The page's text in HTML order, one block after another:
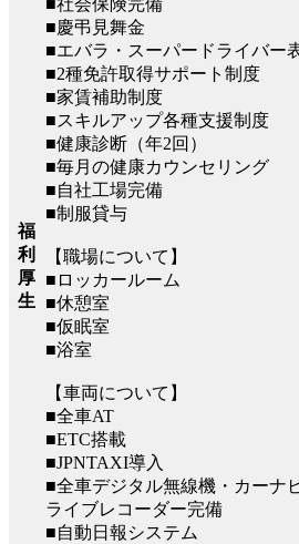
福
利
厚
生
■社会保険完備
■慶弔見舞金
■エバラ・スーパードライバー
■2種免許取得サポート制度
■家賃補助制度
■スキルアップ各種支援制度
■健康診断（年2回）
■毎月の健康カウンセリング
■自社工場完備
■制服貸与
【職場について】
■ロッカールーム
■休憩室
■仮眠室
■浴室
【車両について】
■全車AT
■ETC搭載
■JPNTAXI導入
■全車デジタル無線機・カーナ
ライブレコーダー完備
■自動日報システム